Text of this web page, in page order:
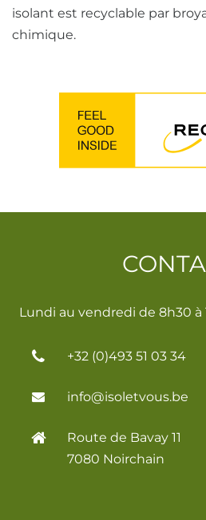
isolant est recyclable par
chimique.
Lundi au vendredi de 8h30 à
+32 (0)493 51 03 34
info@isoletvous.be
Route de Bavay 11
7080 Noirchain